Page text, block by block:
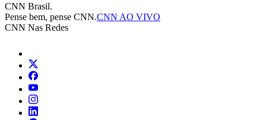
CNN Brasil.
Pense bem, pense CNN.CNN AO VIVO
CNN Nas Redes